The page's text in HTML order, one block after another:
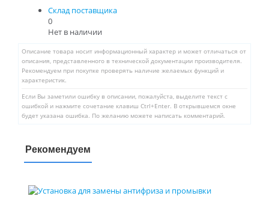
Склад поставщика
0
Нет в наличии
Описание товара носит информационный характер и может отличаться от
описания, представленного в технической документации производителя.
Рекомендуем при покупке проверять наличие желаемых функций и
характеристик.
Если Вы заметили ошибку в описании, пожалуйста, выделите текст с
ошибкой и нажмите сочетание клавиш Ctrl+Enter. В открывшемся окне
будет указана ошибка. По желанию можете написать комментарий.
Рекомендуем